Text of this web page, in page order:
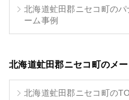
北海道虻田郡ニセコ町の
ーム事例
北海道虻田郡ニセコ町のメ
北海道虻田郡ニセコ町の